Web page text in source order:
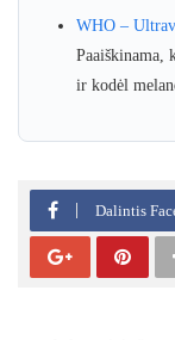
WHO –
Paaiškinama,
ir kodėl
Dalintis